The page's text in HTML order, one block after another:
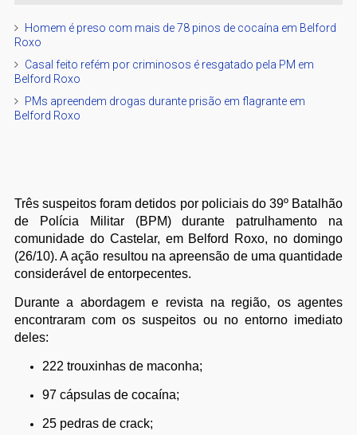
Homem é preso com mais de 78 pinos de cocaína em Belford
Roxo
Casal feito refém por criminosos é resgatado pela PM em
Belford Roxo
PMs apreendem drogas durante prisão em flagrante em
Belford Roxo
Três suspeitos foram detidos por policiais do 39º Batalhão
de Polícia Militar (BPM) durante patrulhamento na
comunidade do Castelar, em Belford Roxo, no domingo
(26/10). A ação resultou na apreensão de uma quantidade
considerável de entorpecentes.
Durante a abordagem e revista na região, os agentes
encontraram com os suspeitos ou no entorno imediato
deles:
222 trouxinhas de maconha;
97 cápsulas de cocaína;
25 pedras de crack;